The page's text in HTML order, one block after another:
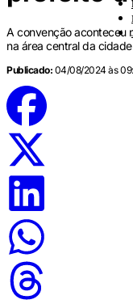
A convenção aconteceu
na área central da cidade
Publicado: 04/08/2024 às